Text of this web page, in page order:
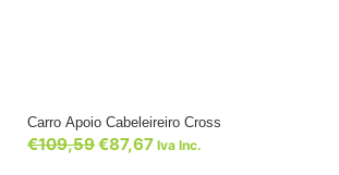
Carro Apoio Cabeleireiro Cross
€109,59€87,67 Iva Inc.